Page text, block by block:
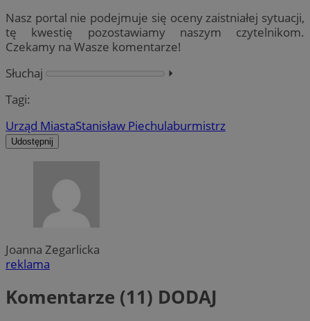
Nasz portal nie podejmuje się oceny zaistniałej sytuacji,
tę kwestię pozostawiamy naszym czytelnikom.
Czekamy na Wasze komentarze!
Słuchaj
⏵︎
Tagi:
Urząd MiastaStanisław Piechulaburmistrz
Udostępnij
Joanna Zegarlicka
reklama
Komentarze (11) DODAJ